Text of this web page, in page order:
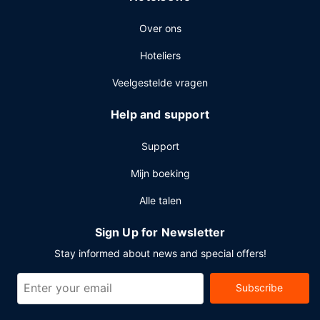
Over ons
Hoteliers
Veelgestelde vragen
Help and support
Support
Mijn boeking
Alle talen
Sign Up for Newsletter
Stay informed about news and special offers!
Subscribe